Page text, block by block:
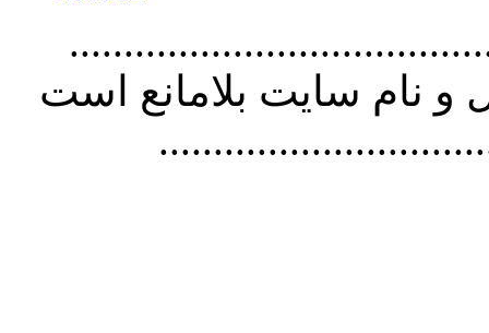
استفاده از
نام سايت بلامانع است